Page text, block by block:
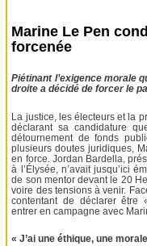
Marine Le Pen
forcenée
Piétinant l’exigence morale
droite a décidé de forcer le
La justice, les électeurs et la
déclarant sa candidature
détournement de fonds
plusieurs doutes juridiques,
en force. Jordan Bardella,
à l’Élysée, n’avait jusqu’ici
de son mentor devant le 20
voire des tensions à venir.
contentant de déclarer être
entrer en campagne avec
« J’ai une éthique, une